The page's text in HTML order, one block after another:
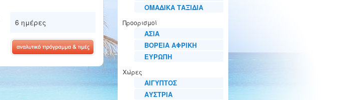
6 ημέρες
ΟΜΑΔΙΚΑ ΤΑΞΙΔΙΑ
Προορισμοί
ΑΣΙΑ
ΒΟΡΕΙΑ ΑΦΡΙΚΗ
ΕΥΡΩΠΗ
Χώρες
ΑΙΓΥΠΤΟΣ
ΑΥΣΤΡΙΑ